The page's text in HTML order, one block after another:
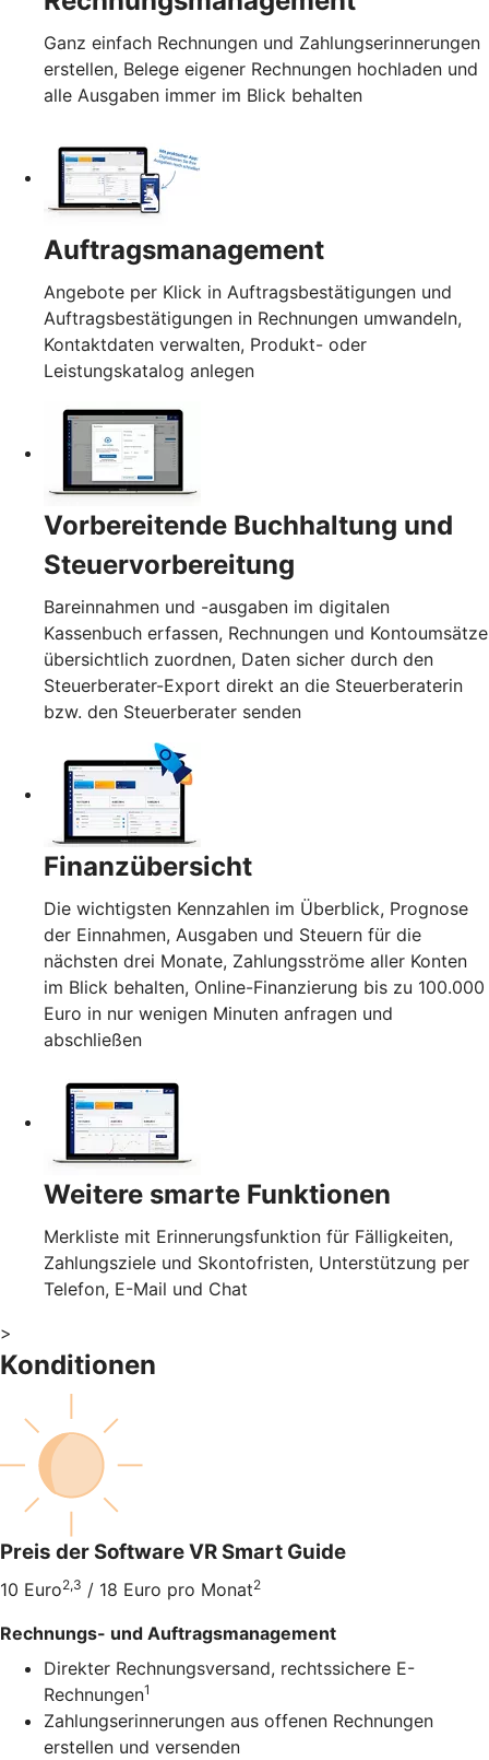
Ganz einfach Rechnungen und Zahlungserinnerungen
erstellen, Belege eigener Rechnungen hochladen und
alle Ausgaben immer im Blick behalten
Auftragsmanagement
Angebote per Klick in Auftragsbestätigungen und
Auftragsbestätigungen in Rechnungen umwandeln,
Kontaktdaten verwalten, Produkt- oder
Leistungskatalog anlegen
Vorbereitende Buchhaltung und
Steuervorbereitung
Bareinnahmen und -ausgaben im digitalen
Kassenbuch erfassen, Rechnungen und Kontoumsätze
übersichtlich zuordnen, Daten sicher durch den
Steuerberater-Export direkt an die Steuerberaterin
bzw. den Steuerberater senden
Finanzübersicht
Die wichtigsten Kennzahlen im Überblick, Prognose
der Einnahmen, Ausgaben und Steuern für die
nächsten drei Monate, Zahlungsströme aller Konten
im Blick behalten, Online-Finanzierung bis zu 100.000
Euro in nur wenigen Minuten anfragen und
abschließen
Weitere smarte Funktionen
Merkliste mit Erinnerungsfunktion für Fälligkeiten,
Zahlungsziele und Skontofristen, Unterstützung per
Telefon, E-Mail und Chat
>
Konditionen
Preis der Software VR Smart Guide
10 Euro2,3 / 18 Euro pro Monat2
Rechnungs- und Auftragsmanagement
Direkter Rechnungsversand, rechtssichere E-
Rechnungen1
Zahlungserinnerungen aus offenen Rechnungen
erstellen und versenden